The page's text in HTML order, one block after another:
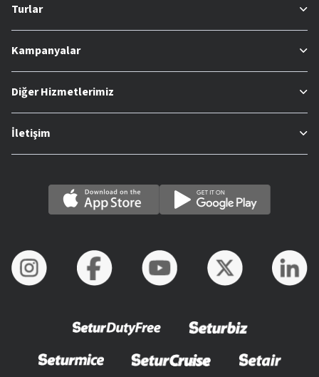
Turlar
Kampanyalar
Diğer Hizmetlerimiz
İletişim